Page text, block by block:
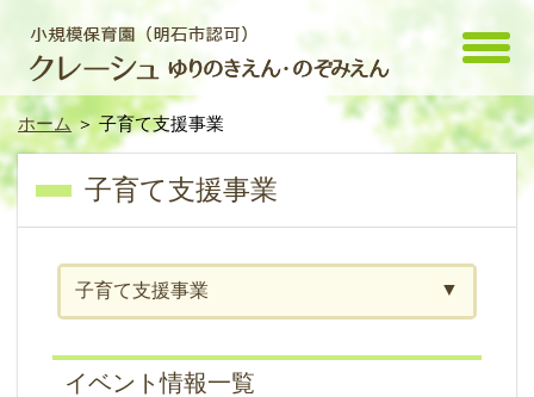
toggle
ホーム＞ 子育て支援事業
子育て支援事業
子育て支援事業
イベント情報一覧